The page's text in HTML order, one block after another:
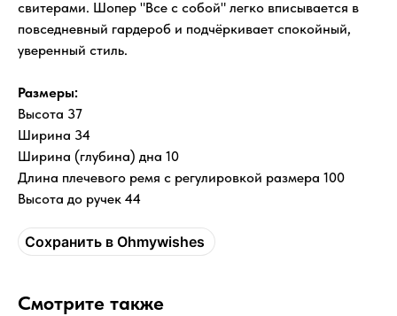
свитерами. Шопер "Все с собой" легко вписывается в
повседневный гардероб и подчёркивает спокойный,
уверенный стиль.
Размеры:
Высота 37
Ширина 34
Ширина (глубина) дна 10
Длина плечевого ремя с регулировкой размера 100
Высота до ручек 44
Сохранить в Ohmywishes
Смотрите также